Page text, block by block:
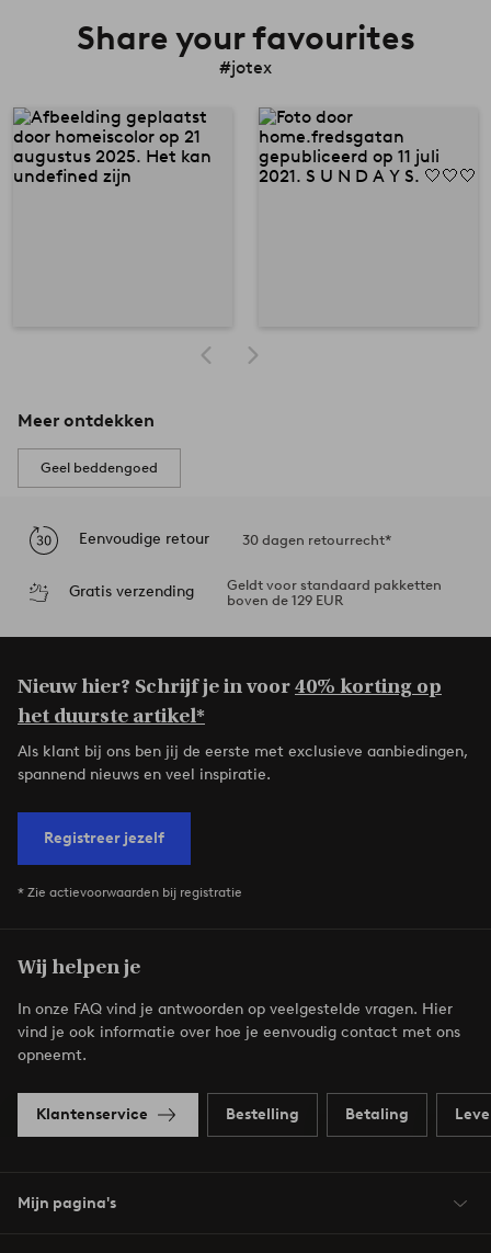
Share your favourites
#jotex
Meer ontdekken
Geel beddengoed
Eenvoudige retour 30 dagen retourrecht*
Gratis verzending
Geldt voor standaard pakketten
boven de 129 EUR
Nieuw hier? Schrijf je in voor40% korting op
het duurste artikel*
Als klant bij ons ben jij de eerste met exclusieve aanbiedingen,
spannend nieuws en veel inspiratie.
Registreer jezelf
* Zie actievoorwaarden bij registratie
Wij helpen je
In onze FAQ vind je antwoorden op veelgestelde vragen. Hier
vind je ook informatie over hoe je eenvoudig contact met ons
opneemt.
Klantenservice Bestelling Betaling
Mijn pagina's